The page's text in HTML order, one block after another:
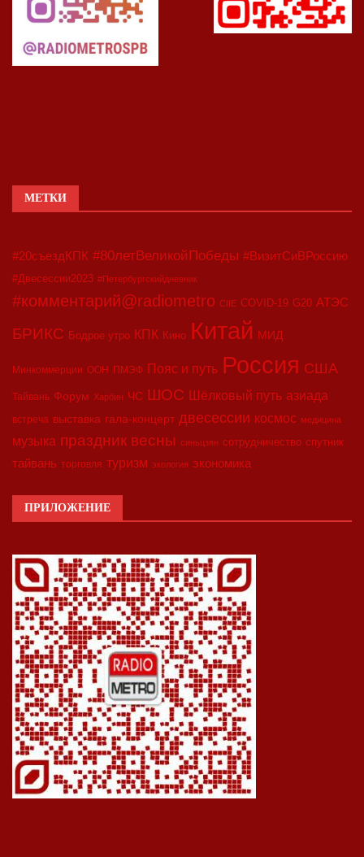
МЕТКИ
#20съездКПК #80летВеликойПобеды #ВизитСиВРоссию
#Двесессии2023 #Петербургскийдневник
#комментарий@radiometro CIIE COVID-19 G20 АТЭС
БРИКС Бодрое утро КПК Кино Китай МИД
Минкоммерции ООН ПМЭФ Пояс и путь Россия США
Тайвань Форум Харбин ЧС ШОС Шёлковый путь азиада
встреча выставка гала-концерт двесессии космос медицина
музыка праздник весны синьцзян сотрудничество спутник
тайвань торговля туризм экология экономика
ПРИЛОЖЕНИЕ